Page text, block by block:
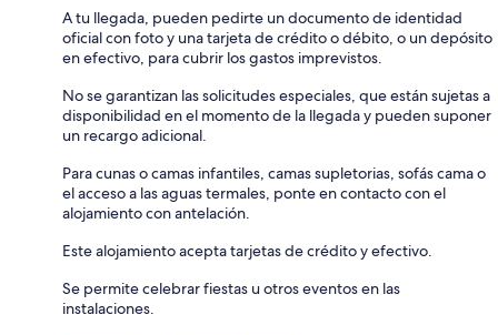
A tu llegada, pueden pedirte un documento de identidad
oficial con foto y una tarjeta de crédito o débito, o un depósito
en efectivo, para cubrir los gastos imprevistos.
No se garantizan las solicitudes especiales, que están sujetas a
disponibilidad en el momento de la llegada y pueden suponer
un recargo adicional.
Para cunas o camas infantiles, camas supletorias, sofás cama o
el acceso a las aguas termales, ponte en contacto con el
alojamiento con antelación.
Este alojamiento acepta tarjetas de crédito y efectivo.
Se permite celebrar fiestas u otros eventos en las
instalaciones.